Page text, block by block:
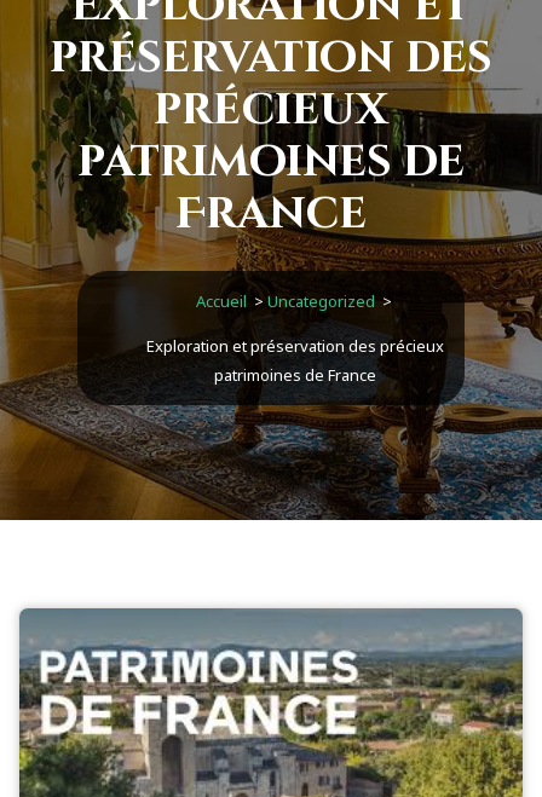
préservation des
précieux
patrimoines de
France
Accueil > Uncategorized >
Exploration et préservation des précieux
patrimoines de France